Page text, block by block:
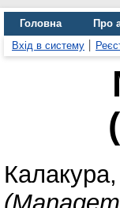
Головна Про
Вхід в систему